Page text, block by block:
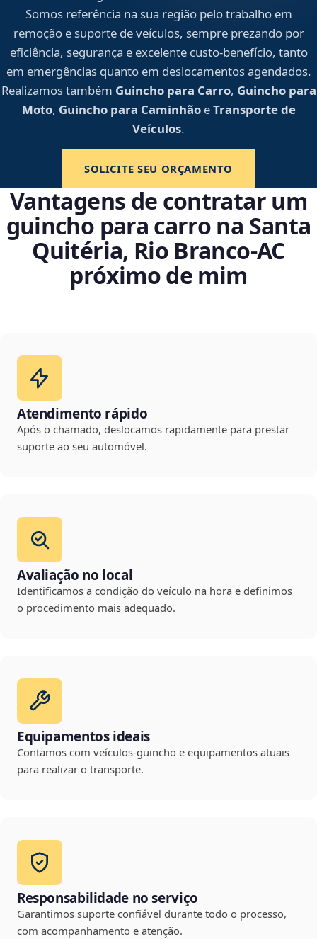
Somos referência na sua região pelo trabalho em
remoção e suporte de veículos, sempre prezando por
eficiência, segurança e excelente custo-benefício, tanto
em emergências quanto em deslocamentos agendados.
Realizamos também Guincho para Carro, Guincho para
Moto, Guincho para CaminhãoeTransporte de
Veículos.
SOLICITE SEU ORÇAMENTO
Vantagens de contratar um
guincho para carro na Santa
Quitéria, Rio Branco‑AC
próximo de mim
Atendimento rápido
Após o chamado, deslocamos rapidamente para prestar
suporte ao seu automóvel.
Avaliação no local
Identificamos a condição do veículo na hora e definimos
o procedimento mais adequado.
Equipamentos ideais
Contamos com veículos-guincho e equipamentos atuais
para realizar o transporte.
Responsabilidade no serviço
Garantimos suporte confiável durante todo o processo,
com acompanhamento e atenção.